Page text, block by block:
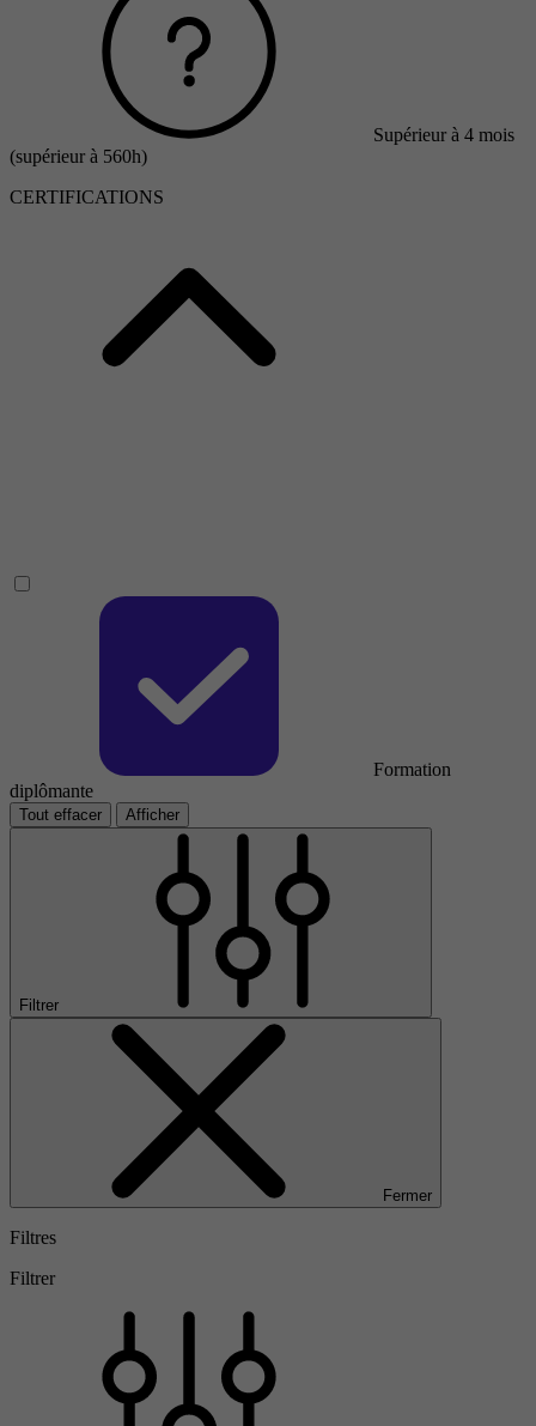
Supérieur à 4 mois
(supérieur à 560h)
CERTIFICATIONS
Formation
diplômante
Tout effacer Afficher
Filtrer
Fermer
Filtres
Filtrer